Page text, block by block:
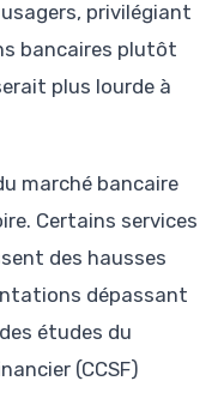
privilégiant
bancaires plutôt
plus lourde à
marché bancaire
Certains services
des hausses
dépassant
études du
(CCSF)